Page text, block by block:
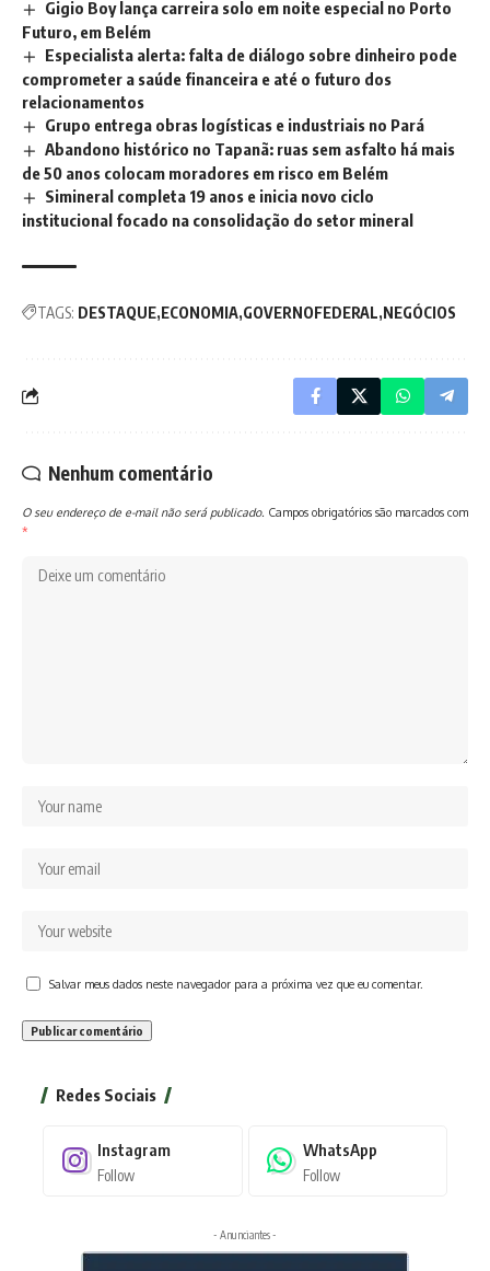
Gigio Boy lança carreira solo em noite especial no Porto
Futuro, em Belém
Especialista alerta: falta de diálogo sobre dinheiro pode
comprometer a saúde financeira e até o futuro dos
relacionamentos
Grupo entrega obras logísticas e industriais no Pará
Abandono histórico no Tapanã: ruas sem asfalto há mais
de 50 anos colocam moradores em risco em Belém
Simineral completa 19 anos e inicia novo ciclo
institucional focado na consolidação do setor mineral
TAGS: DESTAQUE ECONOMIA GOVERNOFEDERAL NEGÓCIOS
Nenhum comentário
O seu endereço de e-mail não será publicado. Campos obrigatórios são marcados com
*
Salvar meus dados neste navegador para a próxima vez que eu comentar.
Redes Sociais
Instagram
Follow
WhatsApp
Follow
- Anunciantes -